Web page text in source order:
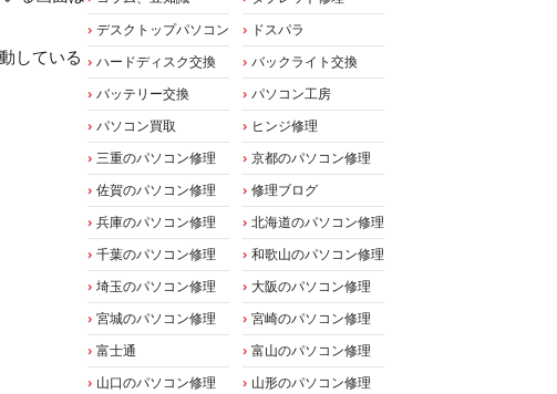
している
デスクトップパソコン
ドスパラ
ハードディスク交換
バックライト交換
バッテリー交換
パソコン工房
パソコン買取
ヒンジ修理
三重のパソコン修理
京都のパソコン修理
佐賀のパソコン修理
修理ブログ
兵庫のパソコン修理
北海道のパソコン修理
千葉のパソコン修理
和歌山のパソコン修理
埼玉のパソコン修理
大阪のパソコン修理
宮城のパソコン修理
宮崎のパソコン修理
富士通
富山のパソコン修理
山口のパソコン修理
山形のパソコン修理